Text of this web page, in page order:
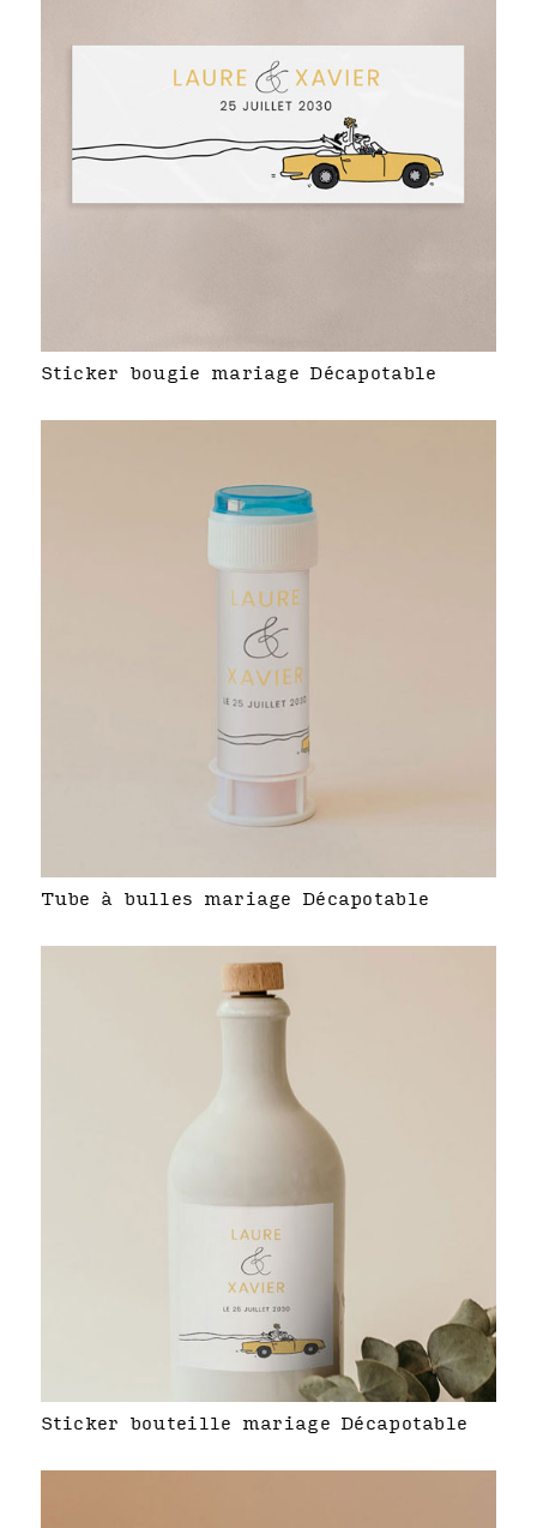
Sticker bougie mariage Décapotable
Tube à bulles mariage Décapotable
Sticker bouteille mariage Décapotable